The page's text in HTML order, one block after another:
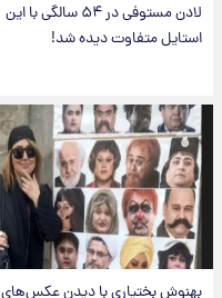
لادن مستوفی در ۵۴ سالگی با این
استایل متفاوت دیده شد!
بهنوش بختیاری با دیدن عکس‌های